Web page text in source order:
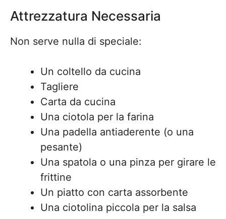
Attrezzatura Necessaria
Non serve nulla di speciale:
Un coltello da cucina
Tagliere
Carta da cucina
Una ciotola per la farina
Una padella antiaderente (o una
pesante)
Una spatola o una pinza per girare le
frittine
Un piatto con carta assorbente
Una ciotolina piccola per la salsa